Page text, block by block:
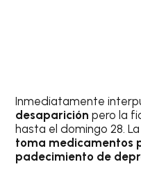
Inmediatamente
desaparición pero la
hasta el domingo 28.
toma medicamentos
padecimiento de